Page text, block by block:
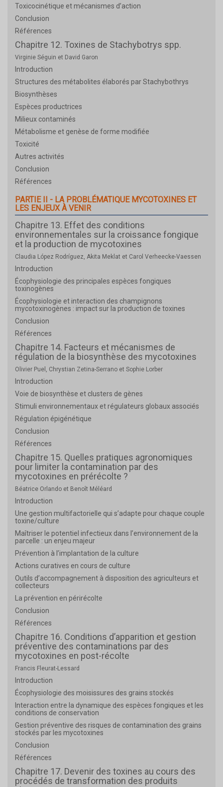
Toxicocinétique et mécanismes d’action
Conclusion
Références
Chapitre 12. Toxines de Stachybotrys spp.
Virginie Séguin et David Garon
Introduction
Structures des métabolites élaborés par Stachybothrys
Biosynthèses
Espèces productrices
Milieux contaminés
Métabolisme et genèse de forme modifiée
Toxicité
Autres activités
Conclusion
Références
PARTIE II - LA PROBLÉMATIQUE MYCOTOXINES ET
LES ENJEUX À VENIR
Chapitre 13. Effet des conditions
environnementales sur la croissance fongique
et la production de mycotoxines
Claudia López Rodríguez, Akita Meklat et Carol Verheecke-Vaessen
Introduction
Écophysiologie des principales espèces fongiques
toxinogènes
Écophysiologie et interaction des champignons
mycotoxinogènes : impact sur la production de toxines
Conclusion
Références
Chapitre 14. Facteurs et mécanismes de
régulation de la biosynthèse des mycotoxines
Olivier Puel, Chrystian Zetina-Serrano et Sophie Lorber
Introduction
Voie de biosynthèse et clusters de gènes
Stimuli environnementaux et régulateurs globaux associés
Régulation épigénétique
Conclusion
Références
Chapitre 15. Quelles pratiques agronomiques
pour limiter la contamination par des
mycotoxines en prérécolte ?
Béatrice Orlando et Benoît Méléard
Introduction
Une gestion multifactorielle qui s’adapte pour chaque couple
toxine/culture
Maîtriser le potentiel infectieux dans l’environnement de la
parcelle : un enjeu majeur
Prévention à l’implantation de la culture
Actions curatives en cours de culture
Outils d’accompagnement à disposition des agriculteurs et
collecteurs
La prévention en périrécolte
Conclusion
Références
Chapitre 16. Conditions d’apparition et gestion
préventive des contaminations par des
mycotoxines en post-récolte
Francis Fleurat-Lessard
Introduction
Écophysiologie des moisissures des grains stockés
Interaction entre la dynamique des espèces fongiques et les
conditions de conservation
Gestion préventive des risques de contamination des grains
stockés par les mycotoxines
Conclusion
Références
Chapitre 17. Devenir des toxines au cours des
procédés de transformation des produits